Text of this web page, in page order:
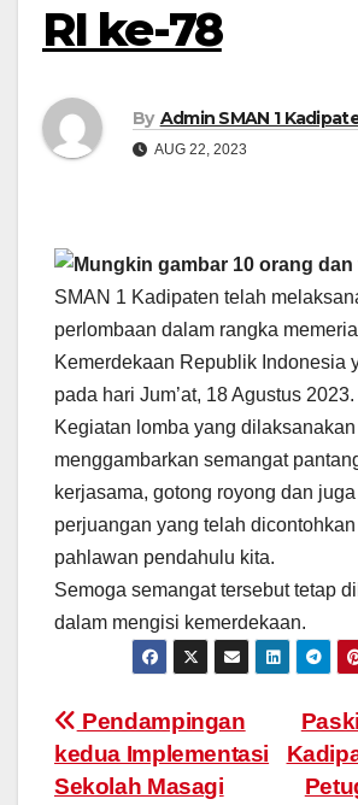
RI ke-78
By Admin SMAN 1
AUG 22, 2023
SMAN 1 Kadipaten telah
perlombaan dalam rangka
Kemerdekaan Republik Indonesia
pada hari Jum’at, 18 Agustus 2023.
Kegiatan lomba yang
menggambarkan semangat
kerjasama, gotong royong dan
perjuangan yang telah
pahlawan pendahulu kita.
Semoga semangat tersebut tetap
dalam mengisi kemerdekaan.
Pendampingan
kedua Implementasi
Sekolah Masagi